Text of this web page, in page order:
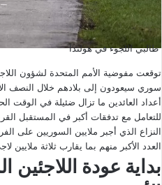
طالبي اللجوء في هولندا
أعداد العائدين ما تزال ضئيلة في الوقت
للتعامل مع تدفقات أكبر في المستقبل
النزاع الذي أجبر ملايين السوريين على
العدد الأكبر منهم بما يقارب ثلاثة ملايين
بداية عودة اللاجئين